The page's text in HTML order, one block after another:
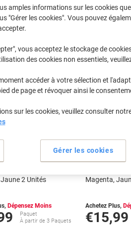
jet d’encre HP 302/304
Magenta, Jaune 2 Unités
Dépensez Moins
Paquet
À partir de 3 Paquets
Cartouche jet
Magenta,
Achetez Plus,
€15,99
amples informations sur les cookies
"Gérer les cookies". Vous pouvez
vous acceptez le stockage de
des cookies non essentiels,
accéder à votre sélection et
de page et révoquer ainsi le
sur les cookies, veuillez consulter
Gérer les cookies